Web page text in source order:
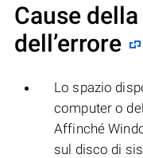
Cause
dell’errore
Lo spazio
computer o
Affinché
sul disco di